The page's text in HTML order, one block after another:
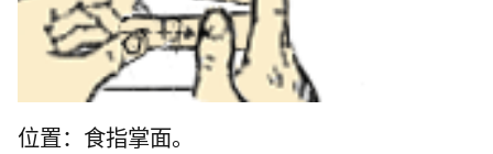
位置：食指掌面。